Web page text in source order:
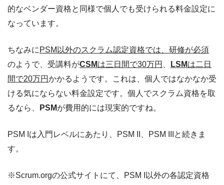
的なベンダー資格と同様で個人でも受けられる料金設定に
なっています。
ちなみにPSM以外のスクラム認定資格では、研修が必須
のようで、受講料がCSMは三日間で30万円 、 LSMは二日
間で20万円かかるようです。これは、個人ではなかなか受
ける気にならない料金設定です。個人でスクラム資格を取
るなら、
PSMが費用的には現実的ですね。
PSM Iは入門レベルにあたり、PSM II、PSM IIIと続きま
す。
※Scrum.orgの公式サイトにて、PSM I以外の各認定資格